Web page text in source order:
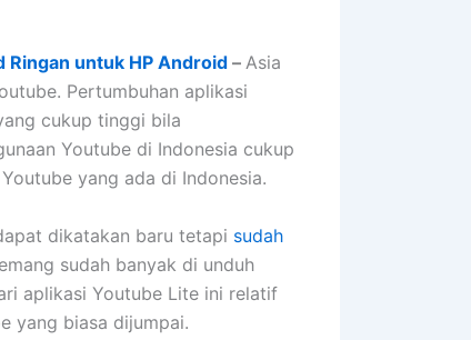
Ringan untuk HP Android – Asia
Pertumbuhan aplikasi
cukup tinggi bila
Youtube di Indonesia cukup
yang ada di Indonesia.
dikatakan baru tetapi sudah
sudah banyak di unduh
aplikasi Youtube Lite ini relatif
yang biasa dijumpai.